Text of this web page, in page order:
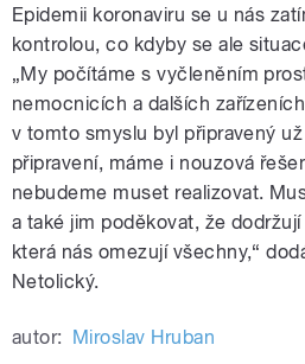
Epidemii koronaviru se u nás
kontrolou, co kdyby se ale
„My počítáme s vyčleněním
nemocnicích a dalších
v tomto smyslu byl připravený
připravení, máme i nouzová
nebudeme muset realizovat.
a také jim poděkovat, že
která nás omezují všechny,“
Netolický.
autor: Miroslav Hruban